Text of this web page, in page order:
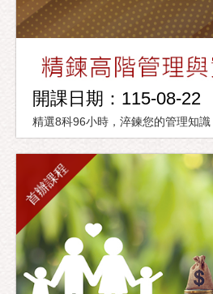
開課日期：115-08-22
精選8科96小時，淬鍊您的管理知識
首辦課程